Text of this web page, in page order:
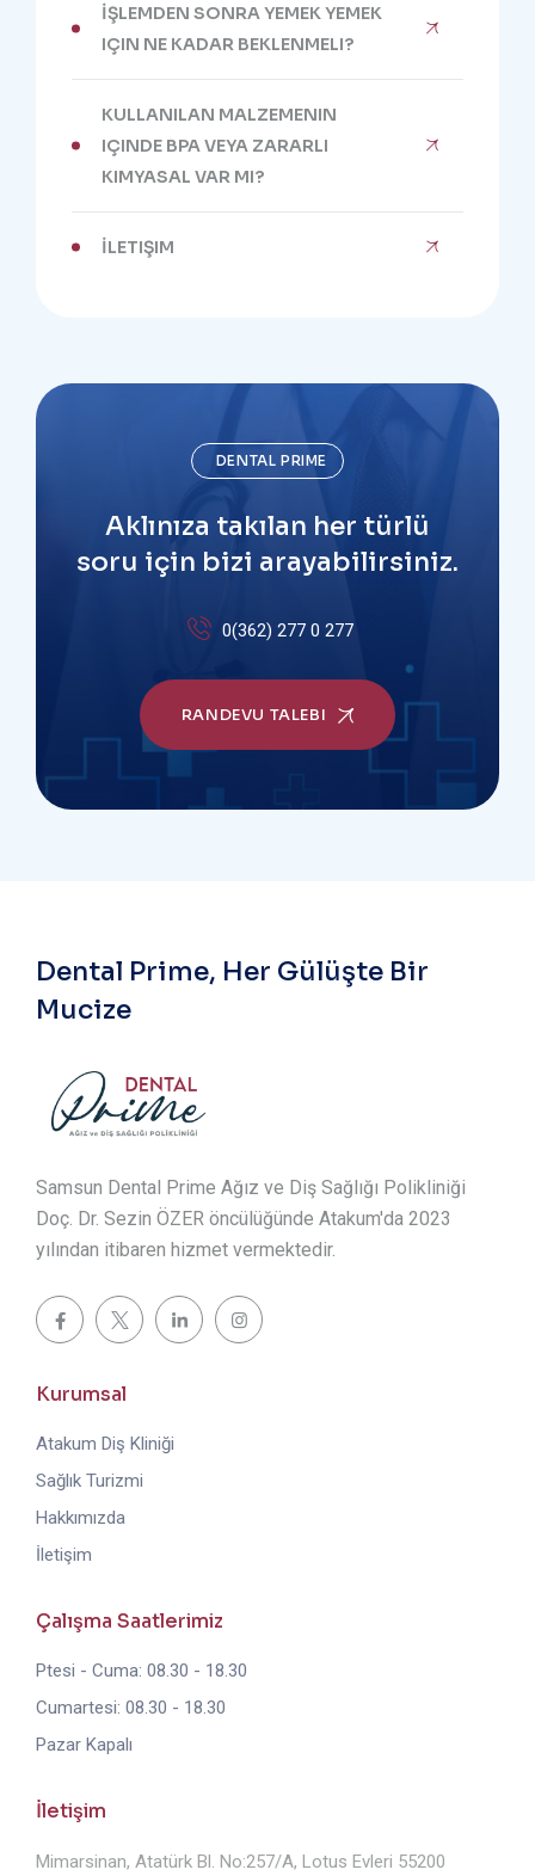
İŞLEMDEN SONRA YEMEK YEMEK
IÇIN NE KADAR BEKLENMELI?
KULLANILAN MALZEMENIN
IÇINDE BPA VEYA ZARARLI
KIMYASAL VAR MI?
İLETIŞIM
DENTAL PRIME
Aklınıza takılan her türlü
soru için bizi arayabilirsiniz.
0(362) 277 0 277
RANDEVU TALEBI
Dental Prime, Her Gülüşte Bir
Mucize
Samsun Dental Prime Ağız ve Diş Sağlığı Polikliniği
Doç. Dr. Sezin ÖZER öncülüğünde Atakum'da 2023
yılından itibaren hizmet vermektedir.
Kurumsal
Atakum Diş Kliniği
Sağlık Turizmi
Hakkımızda
İletişim
Çalışma Saatlerimiz
Ptesi - Cuma: 08.30 - 18.30
Cumartesi: 08.30 - 18.30
Pazar Kapalı
İletişim
Mimarsinan, Atatürk Bl. No:257/A, Lotus Evleri 55200